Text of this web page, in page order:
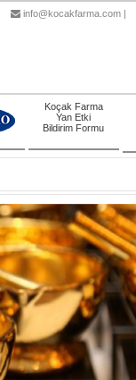
info@kocakfarma.com |
Koçak Farma
Yan Etki
Bildirim Formu